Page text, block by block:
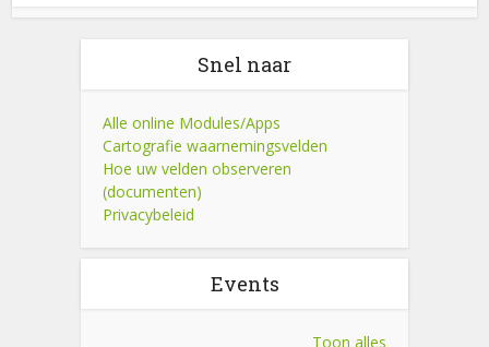
Snel naar
Alle online Modules/Apps
Cartografie waarnemingsvelden
Hoe uw velden observeren
(documenten)
Privacybeleid
Events
Toon alles